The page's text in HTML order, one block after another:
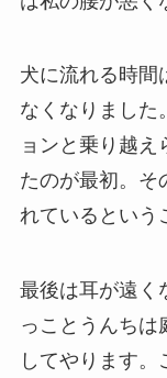
犬に流れる時間
なくなりました
ョンと乗り越
たのが最初。そ
れているという
最後は耳が遠く
っことうんちは
してやります